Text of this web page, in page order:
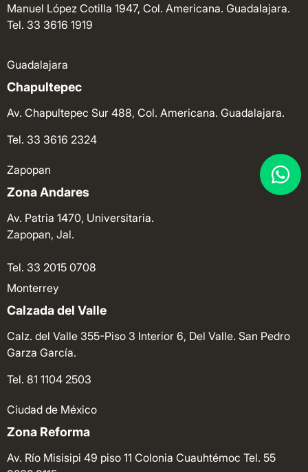
Manuel López Cotilla 1947, Col. Americana. Guadalajara.
Tel. 33 3616 1919
Guadalajara
Chapultepec
Av. Chapultepec Sur 488, Col. Americana. Guadalajara.
Tel. 33 3616 2324
Zapopan
Zona Andares
Av. Patria 1470, Universitaria.
Zapopan, Jal.
Tel. 33 2015 0708
Monterrey
Calzada del Valle
Calz. del Valle 355-Piso 3 Interior 6, Del Valle. San Pedro
Garza García.
Tel. 81 1104 2503
Ciudad de México
Zona Reforma
Av. Río Misisipi 49 piso 11 Colonia Cuauhtémoc Tel. 55